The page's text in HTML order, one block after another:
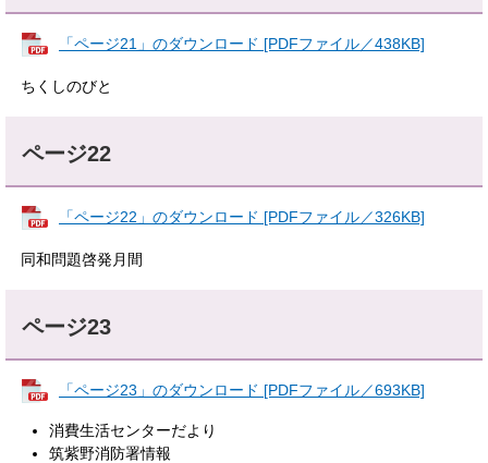
「ページ21」のダウンロード [PDFファイル／438KB]
ちくしのびと
ページ22
「ページ22」のダウンロード [PDFファイル／326KB]
同和問題啓発月間
ページ23
「ページ23」のダウンロード [PDFファイル／693KB]
消費生活センターだより
筑紫野消防署情報